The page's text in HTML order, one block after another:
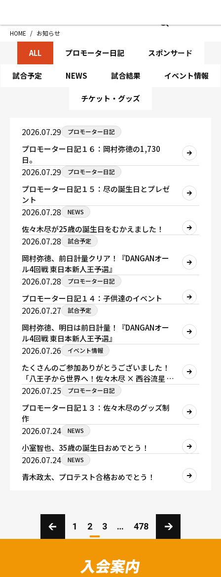
八王子中屋ボクシングジム
〒192-0072 東京都八王子市南町3-8 第2原嶋
営業時間：月〜土 14:00〜22:00 / 日・祝 14:00
HOME
トレーニング
アマ・スパー各大会・キッズ
入会案内
法人会員について
施設紹介
会員様の声
よくあるご質問
HOME / お知らせ
ALL プロモーター日記 スポンサード
試合予定 NEWS 試合結果 イベント情報
チケット・グッズ
2026.07.29 プロモーター日記
プロモーター日記１６：岡村弥徳の1,730
日。
2026.07.29 プロモーター日記
プロモーター日記１５：尽の誕生日とプレゼ
ント
2026.07.28 NEWS
佐々木尽が25歳の誕生日をむかえました！
2026.07.28 試合予定
岡村弥徳、前日計量クリア！『DANGANオー
ル4回戦 東日本新人王予選』
2026.07.28 プロモーター日記
プロモーター日記１４：子供達のイベント
2026.07.27 試合予定
岡村弥徳、明日は前日計量！『DANGANオー
ル4回戦 東日本新人王予選』
2026.07.26 イベント情報
たくさんのご参加ありがとうございました！
「八王子から世界へ！佐々木尽 × 西谷流星 未
来のチャンピオン教室」
2026.07.25 プロモーター日記
プロモーター日記１３：佐々木尽のグッズ制
作
2026.07.24 NEWS
小室智也、35歳の誕生日おめでとう！
2026.07.24 NEWS
青木政太、プロテスト合格おめでとう！
1 2 3 … 478
入会案内